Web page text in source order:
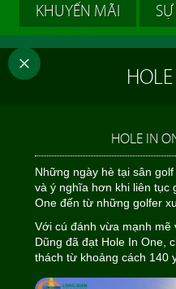
KHUYẾN MÃI
HOLE IN
Những ngày hè tại sân
và ý nghĩa hơn khi liên tục
One đến từ những golfer
Với cú đánh vừa mạnh mẽ
Dũng đã đạt Hole In One,
thách từ khoảng cách 140